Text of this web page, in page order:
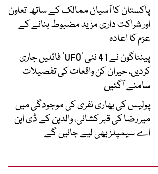
پاکستان کا آسیان ممالک کے ساتھ تعاون
اور شراکت داری مزید مضبوط بنانے کے
عزم کا اعادہ
پینٹاگون نے 41 نئی ’UFO‘ فائلیں جاری
کردیں، حیران کن واقعات کی تفصیلات
سامنے آگئیں
پولیس کی بھاری نفری کی موجودگی میں
میر رضا کی قبر کشائی، والدین کے ڈی این
اے سیمپلز بھی لیے جائیں گے